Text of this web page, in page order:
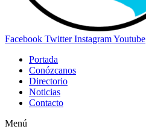
Facebook Twitter InstagramYoutube
Portada
Conózcanos
Directorio
Noticias
Contacto
Menú